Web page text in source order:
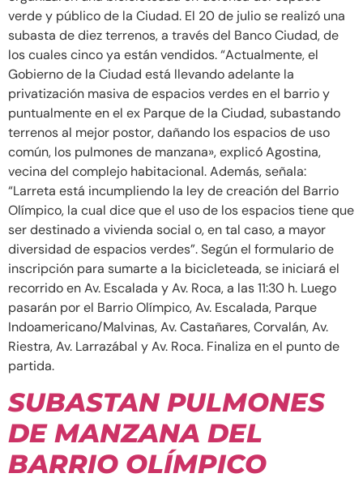
verde y público de la Ciudad. El 20 de julio se realizó una
subasta de diez terrenos, a través del Banco Ciudad, de
los cuales cinco ya están vendidos. “Actualmente, el
Gobierno de la Ciudad está llevando adelante la
privatización masiva de espacios verdes en el barrio y
puntualmente en el ex Parque de la Ciudad, subastando
terrenos al mejor postor, dañando los espacios de uso
común, los pulmones de manzana», explicó Agostina,
vecina del complejo habitacional. Además, señala:
“Larreta está incumpliendo la ley de creación del Barrio
Olímpico, la cual dice que el uso de los espacios tiene que
ser destinado a vivienda social o, en tal caso, a mayor
diversidad de espacios verdes”. Según el formulario de
inscripción para sumarte a la bicicleteada, se iniciará el
recorrido en Av. Escalada y Av. Roca, a las 11:30 h. Luego
pasarán por el Barrio Olímpico, Av. Escalada, Parque
Indoamericano/Malvinas, Av. Castañares, Corvalán, Av.
Riestra, Av. Larrazábal y Av. Roca. Finaliza en el punto de
partida.
SUBASTAN PULMONES
DE MANZANA DEL
BARRIO OLÍMPICO